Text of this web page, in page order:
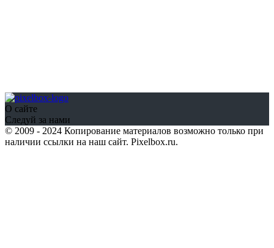
О сайте
Следуй за нами
© 2009 - 2024 Копирование материалов возможно только при
наличии ссылки на наш сайт. Pixelbox.ru.